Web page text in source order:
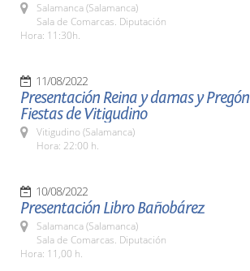
Salamanca (Salamanca)
Sala de Comarcas. Diputación
Hora: 11:30h.
11/08/2022
Presentación Reina y damas y Pregón
Fiestas de Vitigudino
Vitigudino (Salamanca)
Hora: 22:00 h.
10/08/2022
Presentación Libro Bañobárez
Salamanca (Salamanca)
Sala de Comarcas. Diputación
Hora: 11,00 h.